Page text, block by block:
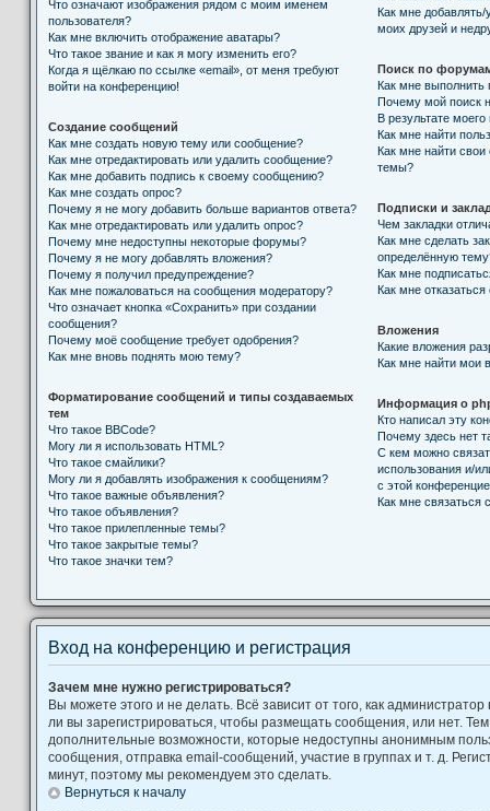
Что означают изображения рядом с моим именем
пользователя?
Как мне включить отображение аватары?
Что такое звание и как я могу изменить его?
Когда я щёлкаю по ссылке «email», от меня требуют
войти на конференцию!
Создание сообщений
Как мне создать новую тему или сообщение?
Как мне отредактировать или удалить сообщение?
Как мне добавить подпись к своему сообщению?
Как мне создать опрос?
Почему я не могу добавить больше вариантов ответа?
Как мне отредактировать или удалить опрос?
Почему мне недоступны некоторые форумы?
Почему я не могу добавлять вложения?
Почему я получил предупреждение?
Как мне пожаловаться на сообщения модератору?
Что означает кнопка «Сохранить» при создании
сообщения?
Почему моё сообщение требует одобрения?
Как мне вновь поднять мою тему?
Форматирование сообщений и типы создаваемых
тем
Что такое BBCode?
Могу ли я использовать HTML?
Что такое смайлики?
Могу ли я добавлять изображения к сообщениям?
Что такое важные объявления?
Что такое объявления?
Что такое прилепленные темы?
Что такое закрытые темы?
Что такое значки тем?
Как мне добавлять/
моих друзей и
Поиск по
Как мне
Почему мой поиск
В результате
Как мне найти
Как мне найти
темы?
Подписки и
Чем закладки
Как мне сделать
определённую
Как мне
Как мне отказаться
Вложения
Какие вложения
Как мне найти мои
Информация о
Кто написал эту
Почему здесь нет
С кем можно
использования и/
с этой
Как мне связаться
Вход на конференцию и регистрация
Зачем мне нужно регистрироваться?
Вы можете этого и не делать. Всё зависит от того, как
ли вы зарегистрироваться, чтобы размещать сообщения, или нет.
дополнительные возможности, которые недоступны анонимным
сообщения, отправка email-сообщений, участие в группах и т. д.
минут, поэтому мы рекомендуем это сделать.
Вернуться к началу